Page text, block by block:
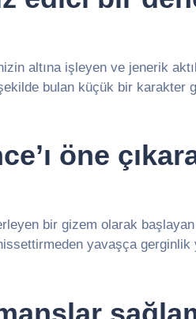
altına işleyen ve jenerik
bulan küçük bir karakter
öne
bir gizem olarak
yavaşça gerginlik